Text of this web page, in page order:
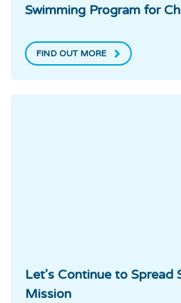
Swimming Program for
FIND OUT MORE
Let’s Continue to Spread
Mission